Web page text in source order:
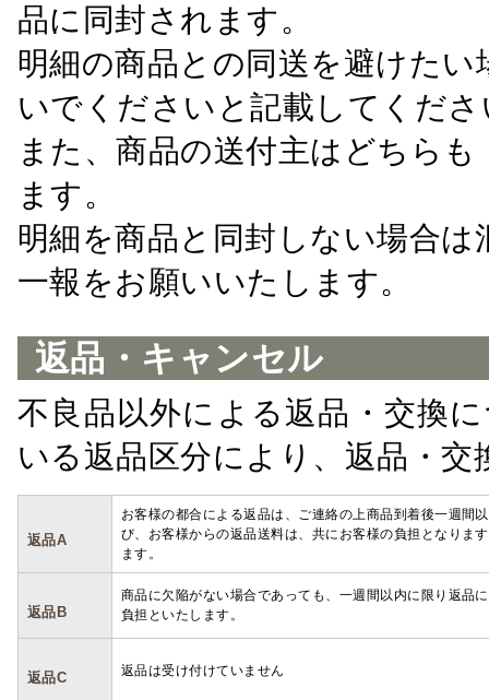
品に同封されます。
明細の商品との同送を避けた
いでくださいと記載してくださ
また、商品の送付主はどちら
ます。
明細を商品と同封しない場合
一報をお願いいたします。
返品・キャンセル
不良品以外による返品・交換
いる返品区分により、返品・
返品A
お客様の都合による返品は、ご連絡の上商品到着後一週間
び、お客様からの返品送料は、共にお客様の負担となりま
ます。
返品B
商品に欠陥がない場合であっても、一週間以内に限り返品
負担といたします。
返品C 返品は受け付けていません